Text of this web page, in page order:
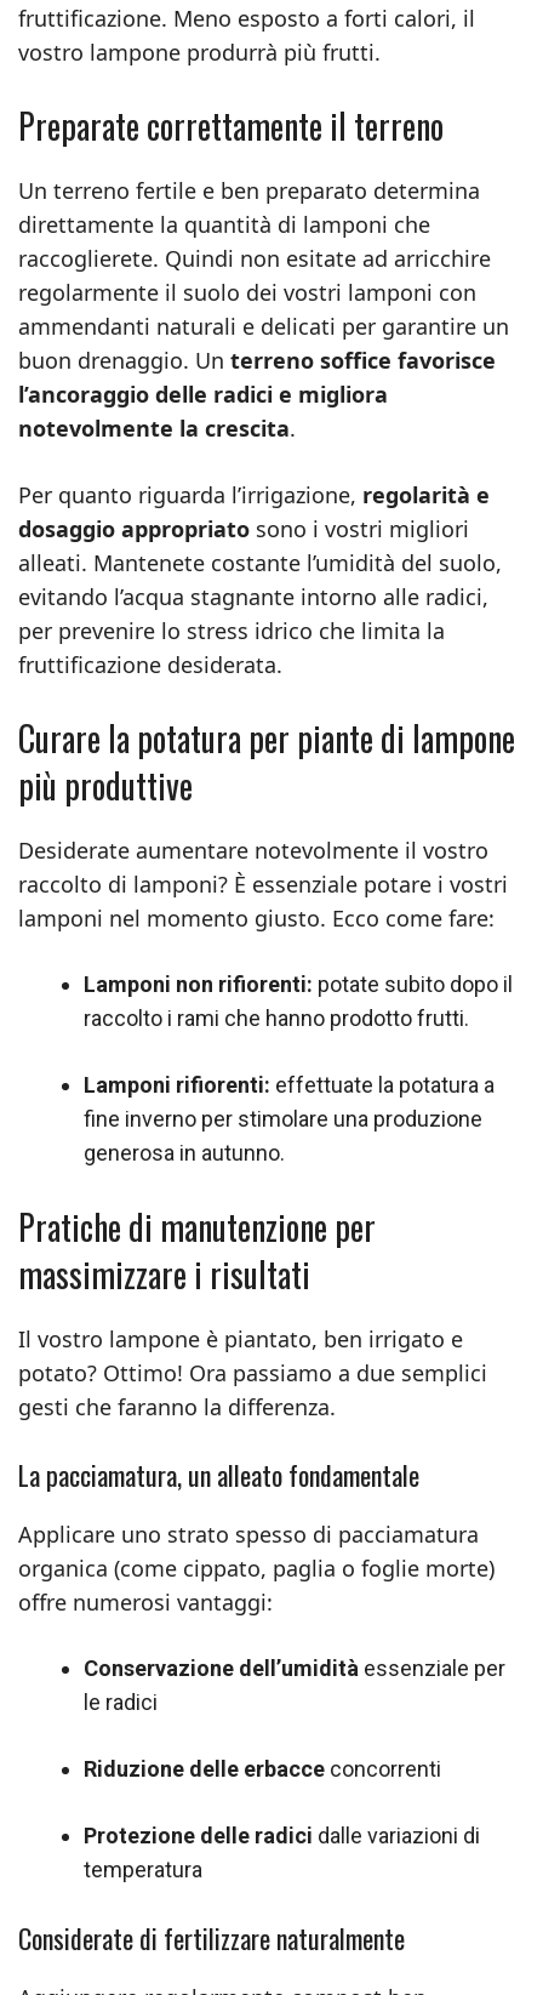
fruttificazione. Meno esposto a forti calori, il
vostro lampone produrrà più frutti.
Preparate correttamente il terreno
Un terreno fertile e ben preparato determina
direttamente la quantità di lamponi che
raccoglierete. Quindi non esitate ad arricchire
regolarmente il suolo dei vostri lamponi con
ammendanti naturali e delicati per garantire un
buon drenaggio. Un terreno soffice favorisce
l’ancoraggio delle radici e migliora
notevolmente la crescita.
Per quanto riguarda l’irrigazione, regolarità e
dosaggio appropriato sono i vostri migliori
alleati. Mantenete costante l’umidità del suolo,
evitando l’acqua stagnante intorno alle radici,
per prevenire lo stress idrico che limita la
fruttificazione desiderata.
Curare la potatura per piante di lampone
più produttive
Desiderate aumentare notevolmente il vostro
raccolto di lamponi? È essenziale potare i vostri
lamponi nel momento giusto. Ecco come fare:
Lamponi non rifiorenti: potate subito dopo il
raccolto i rami che hanno prodotto frutti.
Lamponi rifiorenti: effettuate la potatura a
fine inverno per stimolare una produzione
generosa in autunno.
Pratiche di manutenzione per
massimizzare i risultati
Il vostro lampone è piantato, ben irrigato e
potato? Ottimo! Ora passiamo a due semplici
gesti che faranno la differenza.
La pacciamatura, un alleato fondamentale
Applicare uno strato spesso di pacciamatura
organica (come cippato, paglia o foglie morte)
offre numerosi vantaggi:
Conservazione dell’umidità essenziale per
le radici
Riduzione delle erbacce concorrenti
Protezione delle radici dalle variazioni di
temperatura
Considerate di fertilizzare naturalmente